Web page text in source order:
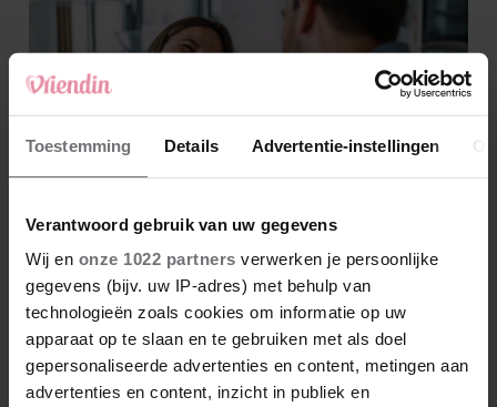
Toestemming Details Advertentie-instellingen
Verantwoord gebruik van uw gegevens
Wij en onze 1022 partners verwerken je persoonlijke
gegevens (bijv. uw IP-adres) met behulp van
technologieën zoals cookies om informatie op uw
apparaat op te slaan en te gebruiken met als doel
gepersonaliseerde advertenties en content, metingen aan
advertenties en content, inzicht in publiek en